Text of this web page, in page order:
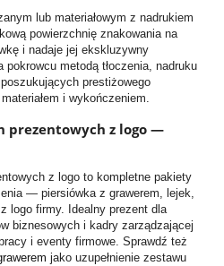
lub materiałowym z nadrukiem
powierzchnię znakowania na
i nadaje jej ekskluzywny
pokrowcu metodą tłoczenia, nadruku
prestiżowego
i wykończeniem.
prezentowych z logo —
z logo to kompletne pakiety
— piersiówka z grawerem, lejek,
logo firmy. Idealny prezent dla
biznesowych i kadry zarządzającej
i eventy firmowe. Sprawdź też
jako uzupełnienie zestawu